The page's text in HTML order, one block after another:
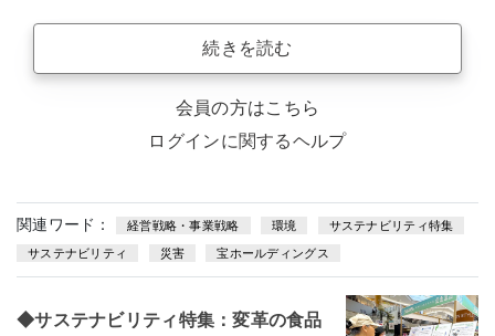
続きを読む
会員の方はこちら
ログインに関するヘルプ
関連ワード： 経営戦略・事業戦略 環境 サステナビリティ特集
サステナビリティ 災害 宝ホールディングス
◆サステナビリティ特集：変革の食品